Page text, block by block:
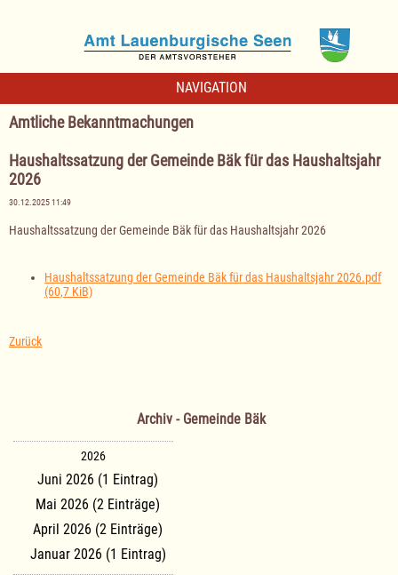
NAVIGATION
Amtliche Bekanntmachungen
Haushaltssatzung der Gemeinde Bäk für das Haushaltsjahr
2026
30.12.2025 11:49
Haushaltssatzung der Gemeinde Bäk für das Haushaltsjahr 2026
Haushaltssatzung der Gemeinde Bäk für das Haushaltsjahr 2026.pdf
(60,7 KiB)
Zurück
Archiv - Gemeinde Bäk
2026
Juni 2026 (1 Eintrag)
Mai 2026 (2 Einträge)
April 2026 (2 Einträge)
Januar 2026 (1 Eintrag)